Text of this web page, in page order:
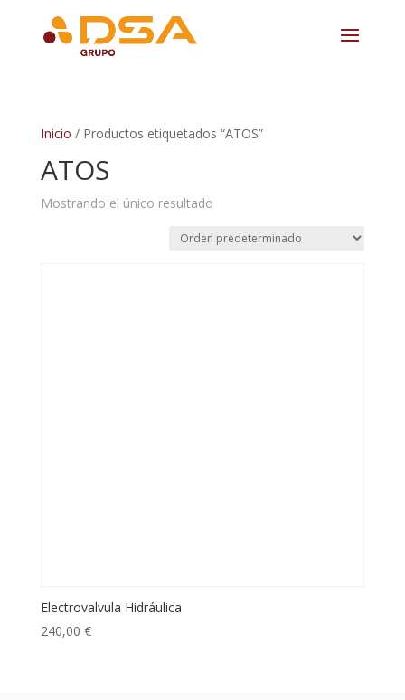
Inicio / Productos etiquetados “ATOS”
ATOS
Mostrando el único resultado
Electrovalvula Hidráulica
240,00 €